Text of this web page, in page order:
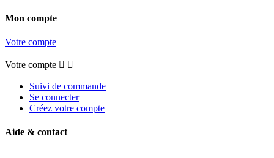
Mon compte
Votre compte
Votre compte  
Suivi de commande
Se connecter
Créez votre compte
Aide & contact